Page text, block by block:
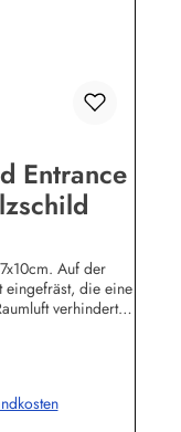
Entrance
Auf der
eingefräst, die eine
verhindert.
geschliffen, dann
und mit
abgelagert, es